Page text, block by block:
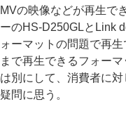
MVの映像などが再生で
ーのHS-D250GLとLink
ォーマットの問題で再
まで再生できるフォー
は別にして、消費者に
疑問に思う。